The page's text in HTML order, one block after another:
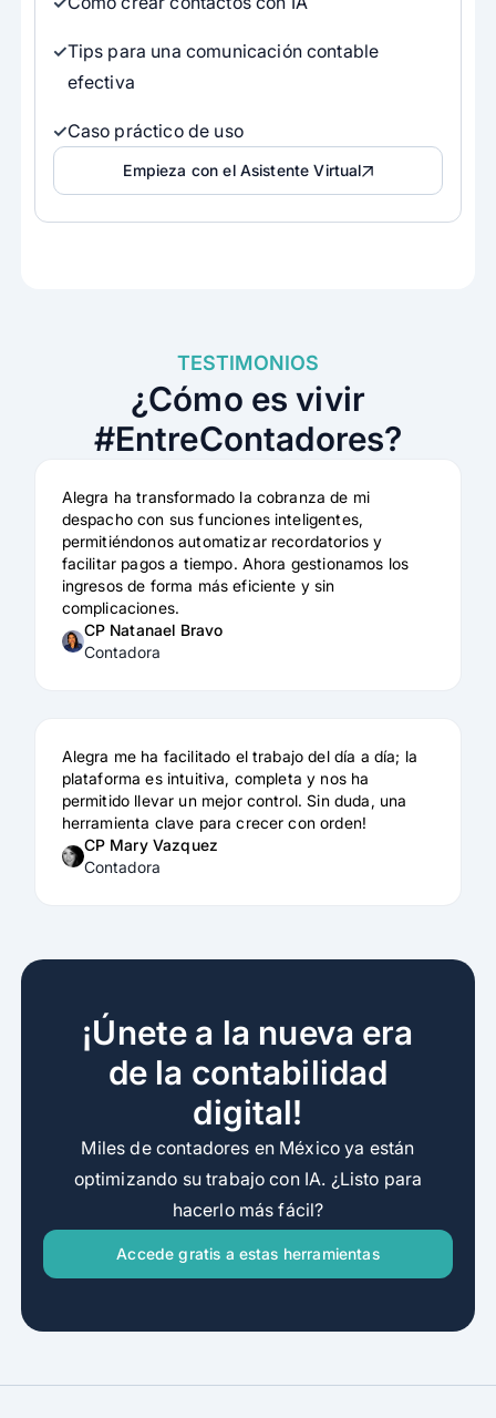
Tips para una comunicación contable
efectiva
Caso práctico de uso
Empieza con el Asistente Virtual
TESTIMONIOS
¿Cómo es vivir
#EntreContadores?
Alegra ha transformado la cobranza de mi
despacho con sus funciones inteligentes,
permitiéndonos automatizar recordatorios y
facilitar pagos a tiempo. Ahora gestionamos los
ingresos de forma más eficiente y sin
complicaciones.
CP Natanael Bravo
Contadora
Alegra me ha facilitado el trabajo del día a día; la
plataforma es intuitiva, completa y nos ha
permitido llevar un mejor control. Sin duda, una
herramienta clave para crecer con orden!
CP Mary Vazquez
Contadora
¡Únete a la nueva era
de la contabilidad
digital!
Miles de contadores en México ya están
optimizando su trabajo con IA. ¿Listo para
hacerlo más fácil?
Accede gratis a estas herramientas